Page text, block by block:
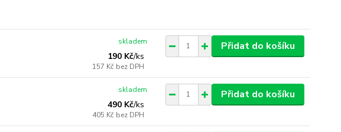
190 Kč/ks
157 Kč bez DPH
skladem Přidat do košíku
490 Kč/ks
405 Kč bez DPH
skladem Přidat do košíku